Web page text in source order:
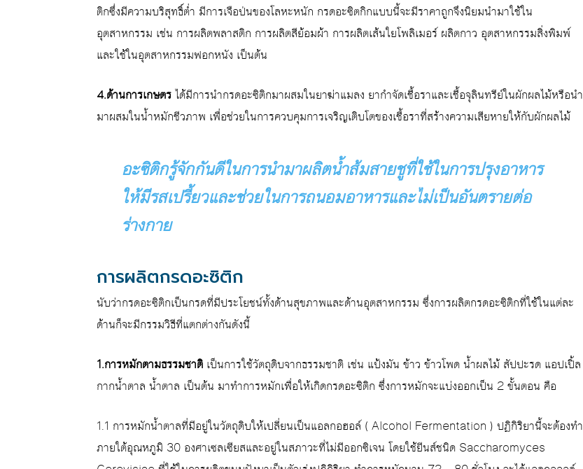
ติกซึ่งมีความบริสุทธิ์ต่ำ มีการเจือป่นของโลหะหนัก กรดอะซิตกิกแบบนี้จะมีราคาถูกจึงนิยมนำมาใช้ใน
อุตสาหกรรม เช่น การผลิตพลาสติก การผลิตสีย้อมผ้า การผลิตเส้นใยโพลิเมอร์ ผลิตกาว อุตสาหกรรมสิ่งพิมพ์
และใช้ในอุตสาหกรรมฟอกหนัง เป็นต้น
4.ด้านการเกษตรได้มีการนำกรดอะซิติกมาผสมในยาฆ่าแมลง ยากำจัดเชื้อราและเชื้อจุลินทรีย์ในผักผลไม้หรือนำ
มาผสมในน้ำหมักชีวภาพ เพื่อช่วยในการควบคุมการเจริญเติบโตของเชื้อราที่สร้างความเสียหายให้กับผักผลไม้
อะซิติกรู้จักกันดีในการนำมาผลิตน้ำส้มสายชูที่ใช้ในการปรุงอาหาร
ให้มีรสเปรี้ยวและช่วยในการถนอมอาหารและไม่เป็นอันตรายต่อ
ร่างกาย
การผลิตกรดอะซิติก
นับว่ากรดอะซิติกเป็นกรดที่มีประโยชน์ทั้งด้านสุขภาพและด้านอุตสาหกรรม ซึ่งการผลิตกรดอะซิติกที่ใช้ในแต่ละ
ด้านก็จะมีกรรมวิธีที่แตกต่างกันดังนี้
1.การหมักตามธรรมชาติ เป็นการใช้วัตถุดิบจากธรรมชาติ เช่น แป้งมัน ข้าว ข้าวโพด น้ำผลไม้ สัปปะรด แอปเปิ้ล
กากน้ำตาล น้ำตาล เป็นต้น มาทำการหมักเพื่อให้เกิดกรดอะซิติก ซึ่งการหมักจะแบ่งออกเป็น 2 ขั้นตอน คือ
1.1 การหมักน้ำตาลที่มีอยู่ในวัตถุดิบให้เปลี่ยนเป็นแอลกอฮอล์ ( Alcohol Fermentation ) ปฏิกิริยานี้จะต้องทำ
ภายใต้อุณหภูมิ 30 องศาเซลเซียสและอยู่ในสภาวะที่ไม่มีออกซิเจน โดยใช้ยีนส์ชนิด Saccharomyces